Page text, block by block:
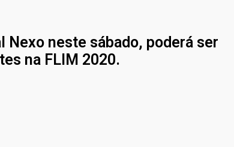
Nexo neste sábado, poderá ser
na FLIM 2020.